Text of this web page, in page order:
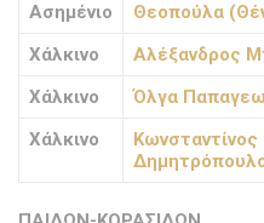
Ασημένιο
Θεοπούλα
Χάλκινο
Αλέξανδρος
Χάλκινο
Όλγα
Χάλκινο
Κωνσταντίνος